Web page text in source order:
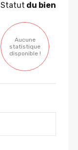
Statut du bien
Aucune
statistique
disponible !